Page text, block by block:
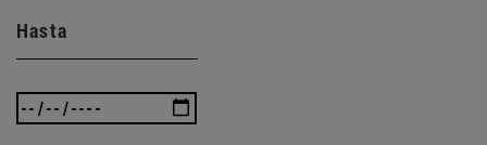
Hasta